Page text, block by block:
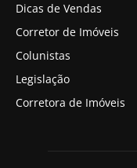
Dicas de Vendas
Corretor de Imóveis
Colunistas
Legislação
Corretora de Imóveis